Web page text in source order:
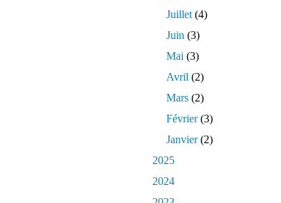
Juillet (4)
Juin (3)
Mai (3)
Avril (2)
Mars (2)
Février(3)
Janvier(2)
2025
2024